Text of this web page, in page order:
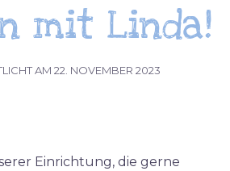
mit Linda!
AM 22. NOVEMBER 2023
Einrichtung, die gerne